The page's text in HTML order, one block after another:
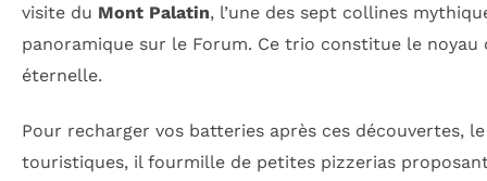
visite du Mont Palatin, l’une des sept collines
panoramique sur le Forum. Ce trio constitue le
éternelle.
Pour recharger vos batteries après ces découvertes,
touristiques, il fourmille de petites pizzerias